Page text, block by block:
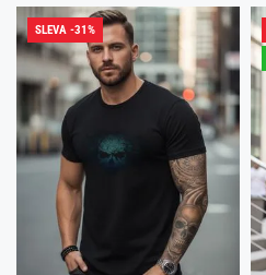
SLEVA -31%